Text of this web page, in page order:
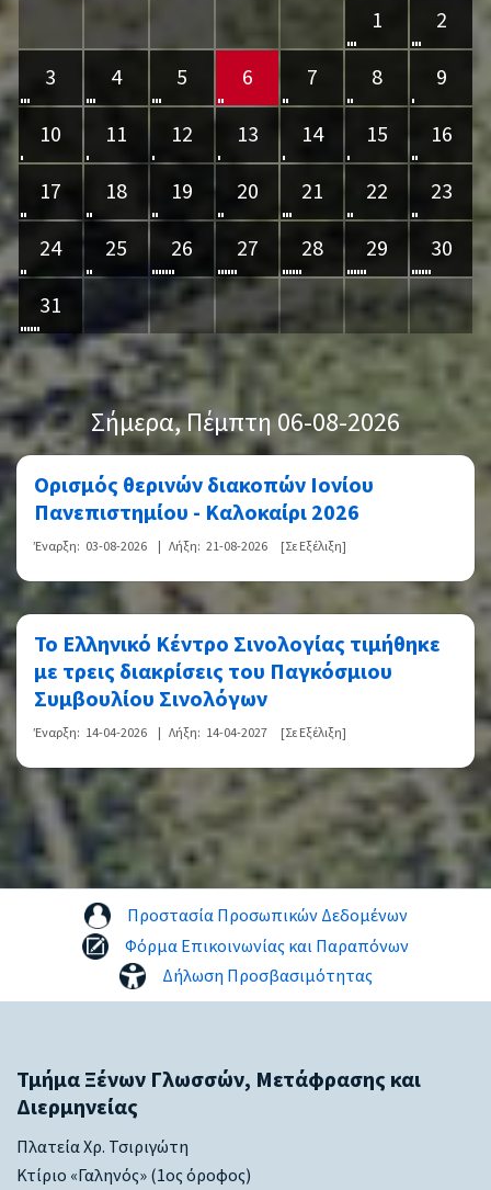
1
2
3
4 5 6 7 8
9
10
11 12 13 14 15
16
17
18 19 20 21 22
23
24
25 26 27 28 29
30
31
Σήμερα, Πέμπτη 06-08-2026
Ορισμός θερινών διακοπών Ιονίου
Πανεπιστημίου - Καλοκαίρι 2026
Έναρξη: 03-08-2026 | Λήξη: 21-08-2026 [Σε Εξέλιξη]
Το Ελληνικό Κέντρο Σινολογίας τιμήθηκε
με τρεις διακρίσεις του Παγκόσμιου
Συμβουλίου Σινολόγων
Έναρξη: 14-04-2026 | Λήξη: 14-04-2027 [Σε Εξέλιξη]
Προστασία Προσωπικών Δεδομένων
Φόρμα Επικοινωνίας και Παραπόνων
Δήλωση Προσβασιμότητας
Τμήμα Ξένων Γλωσσών, Μετάφρασης και
Διερμηνείας
Πλατεία Χρ. Τσιριγώτη
Κτίριο «Γαληνός» (1ος όροφος)